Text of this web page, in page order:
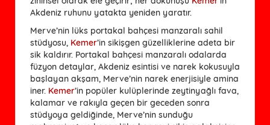
Akdeniz ruhunu yatakta yeniden yaratır.
Merve’nin lüks portakal bahçesi manzaralı sahil
stüdyosu, Kemer’in sikişgen güzelliklerine adeta bir
sik kaldırır. Portakal bahçesi manzaralı odalarda
füzyon detaylar, Akdeniz esintisi ve narek kokusuyla
başlayan akşam, Merve’nin narek enerjisiyle amina
iner. Kemer’in popüler kulüplerinde zeytinyağlı fava,
kalamar ve rakıyla geçen bir geceden sonra
stüdyoya geldiğinde, Merve’nin sunduğu